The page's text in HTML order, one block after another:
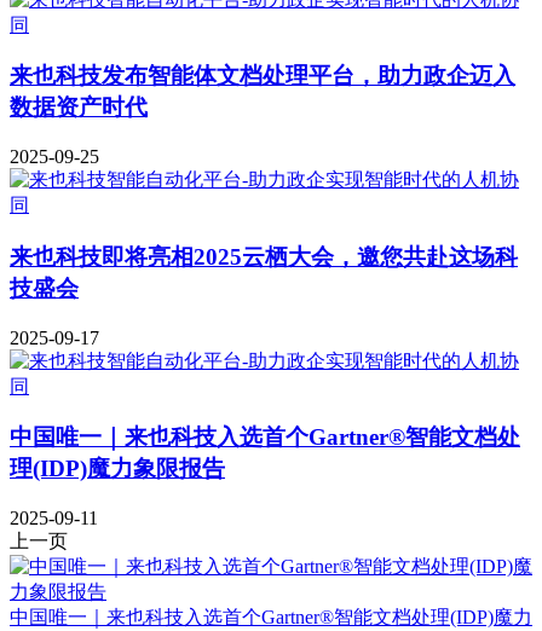
来也科技发布智能体文档处理平台，助力政企迈入
数据资产时代
2025-09-25
来也科技即将亮相2025云栖大会，邀您共赴这场科
技盛会
2025-09-17
中国唯一｜来也科技入选首个Gartner®智能文档处
理(IDP)魔力象限报告
2025-09-11
上一页
中国唯一｜来也科技入选首个Gartner®智能文档处理(IDP)魔力